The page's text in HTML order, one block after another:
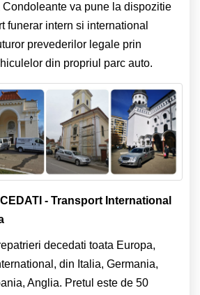
va pune la dispozitie
funerar intern si international
prevederilor legale prin
din propriul parc auto.
- Transport International
decedati toata Europa,
din Italia, Germania,
Anglia. Pretul este de 50